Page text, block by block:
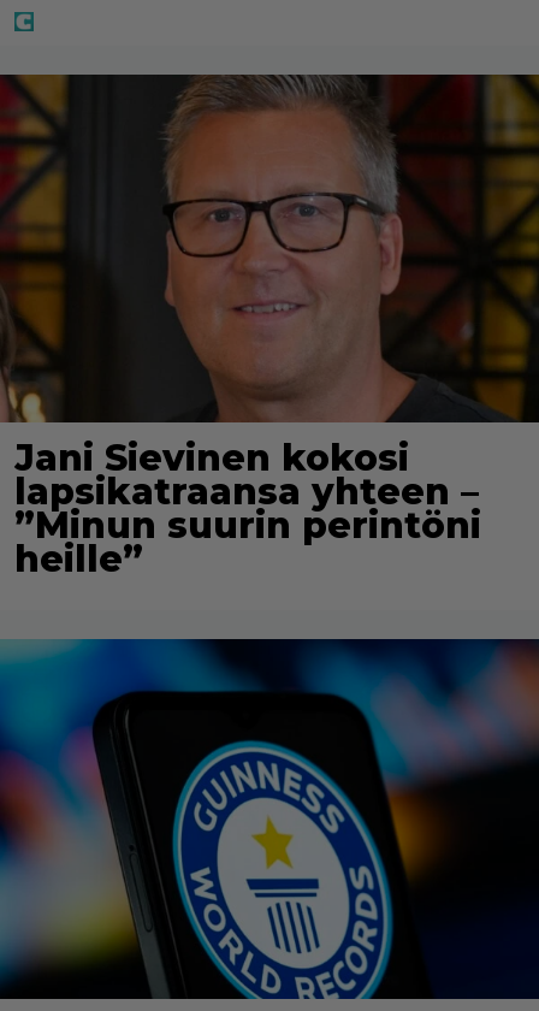
Jani Sievinen kokosi
lapsikatraansa yhteen –
”Minun suurin perintöni
heille”